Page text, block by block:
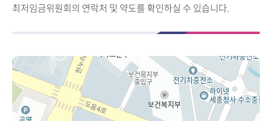
최저임금위원회의 연락처 및 약도를 확인하실 수 있습니다.